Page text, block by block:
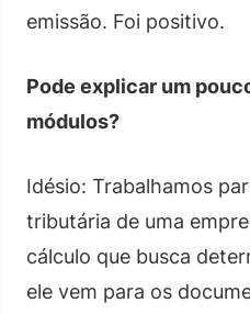
emissão. Foi positivo.
Pode explicar um
módulos?
Idésio: Trabalhamos
tributária de uma
cálculo que busca
ele vem para os